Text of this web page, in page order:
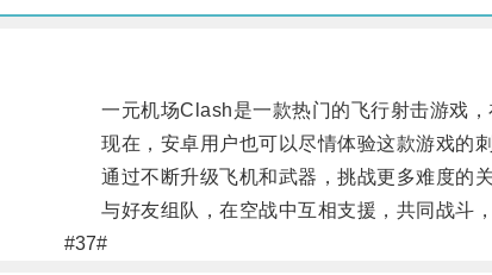
一元机场Clash是一款热门的飞行射击游戏，
现在，安卓用户也可以尽情体验这款游戏的刺
通过不断升级飞机和武器，挑战更多难度的关
与好友组队，在空战中互相支援，共同战斗，
#37#